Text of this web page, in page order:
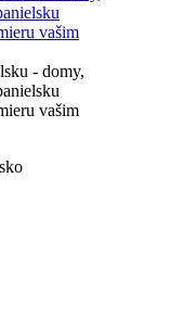
- domy,
vašim